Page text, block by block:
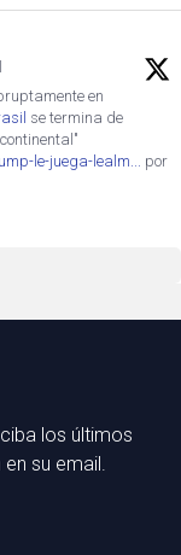
en
se termina de
le-juega-lealm...
por
los últimos
su email.